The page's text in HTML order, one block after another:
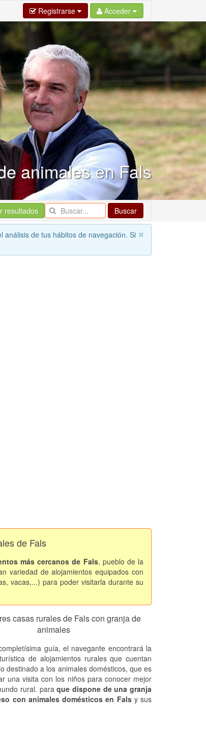
Registrarse Acceder
animales en Fals
resultados Buscar
de tus hábitos de navegación. Si
de Fals
más cercanos de Fals, pueblo de la
variedad de alojamientos equipados con
vacas,...) para poder visitarla durante su
casas rurales de Fals con granja de
animales
guía, el navegante encontrará la
de alojamientos rurales que cuentan
destinado a los animales domésticos, que es
una visita con los niños para conocer mejor
rural. paraque dispone de una granja
con animales domésticos en Falsy sus